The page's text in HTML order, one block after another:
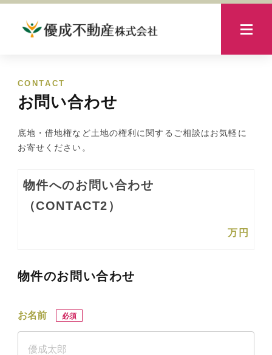
CONTACT
お問い合わせ
底地・借地権など土地の権利に関するご相談はお気軽に
お寄せください。
物件へのお問い合わせ
（CONTACT2）
万円
物件のお問い合わせ
お名前 必須